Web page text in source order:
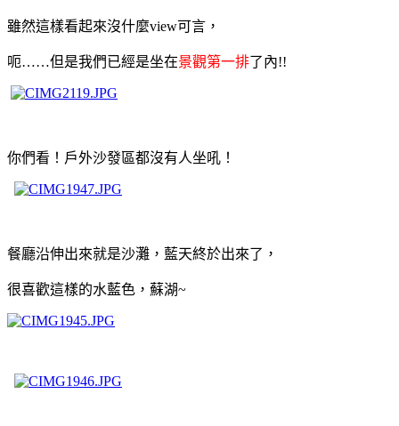
雖然這樣看起來沒什麼view可言，
呃……但是我們已經是坐在景觀第一排了內!!
你們看！戶外沙發區都沒有人坐吼！
餐廳沿伸出來就是沙灘，藍天終於出來了，
很喜歡這樣的水藍色，蘇湖~